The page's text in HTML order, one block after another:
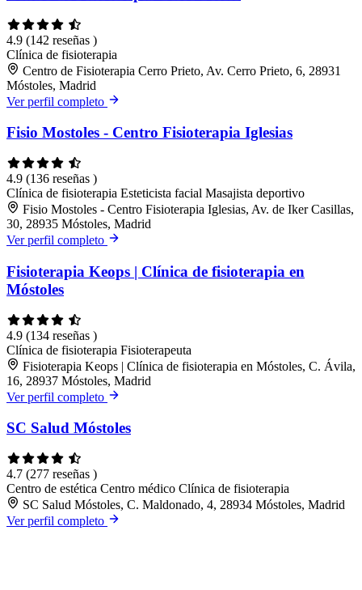
4.9 (142 reseñas )
Clínica de fisioterapia
Centro de Fisioterapia Cerro Prieto, Av. Cerro Prieto, 6, 28931
Móstoles, Madrid
Ver perfil completo
Fisio Mostoles - Centro Fisioterapia Iglesias
4.9 (136 reseñas )
Clínica de fisioterapia Esteticista facial Masajista deportivo
Fisio Mostoles - Centro Fisioterapia Iglesias, Av. de Iker Casillas,
30, 28935 Móstoles, Madrid
Ver perfil completo
Fisioterapia Keops | Clínica de fisioterapia en
Móstoles
4.9 (134 reseñas )
Clínica de fisioterapia Fisioterapeuta
Fisioterapia Keops | Clínica de fisioterapia en Móstoles, C. Ávila,
16, 28937 Móstoles, Madrid
Ver perfil completo
SC Salud Móstoles
4.7 (277 reseñas )
Centro de estética Centro médico Clínica de fisioterapia
SC Salud Móstoles, C. Maldonado, 4, 28934 Móstoles, Madrid
Ver perfil completo